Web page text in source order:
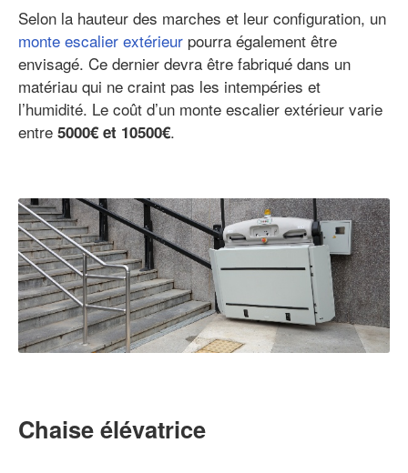
Selon la hauteur des marches et leur configuration, un
monte escalier extérieur pourra également être
envisagé. Ce dernier devra être fabriqué dans un
matériau qui ne craint pas les intempéries et
l’humidité. Le coût d’un monte escalier extérieur varie
entre 5000€ et 10500€.
Chaise élévatrice